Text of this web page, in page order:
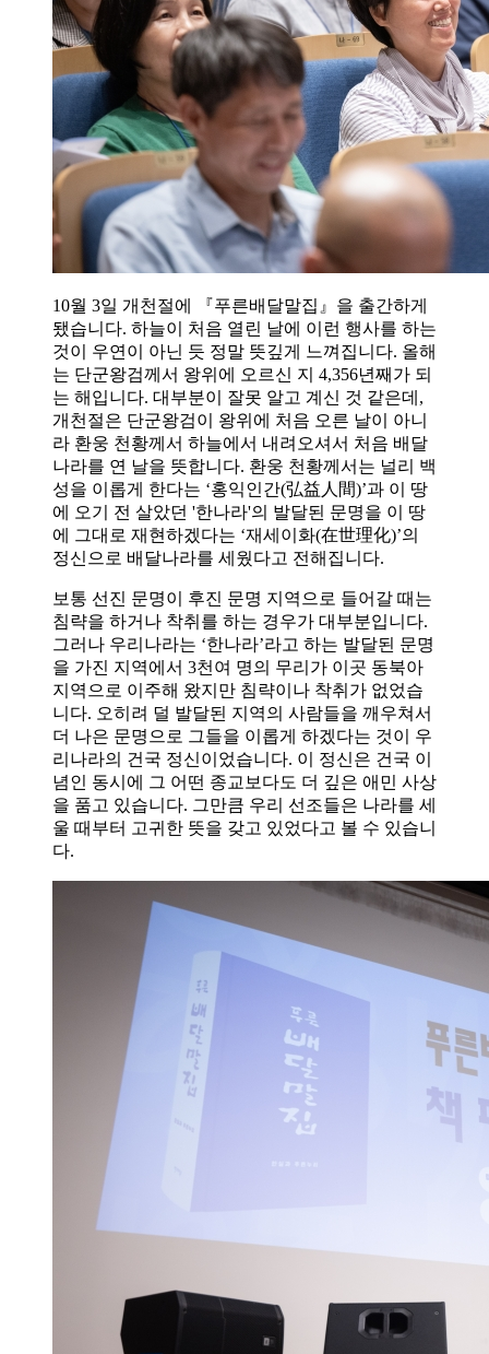
10월 3일 개천절에 『푸른배달말집』을 출간하게
됐습니다. 하늘이 처음 열린 날에 이런 행사를 하는
것이 우연이 아닌 듯 정말 뜻깊게 느껴집니다. 올해
는 단군왕검께서 왕위에 오르신 지 4,356년째가 되
는 해입니다. 대부분이 잘못 알고 계신 것 같은데,
개천절은 단군왕검이 왕위에 처음 오른 날이 아니
라 환웅 천황께서 하늘에서 내려오셔서 처음 배달
나라를 연 날을 뜻합니다. 환웅 천황께서는 널리 백
성을 이롭게 한다는 ‘홍익인간(弘益人間)’과 이 땅
에 오기 전 살았던 '한나라'의 발달된 문명을 이 땅
에 그대로 재현하겠다는 ‘재세이화(在世理化)’의
정신으로 배달나라를 세웠다고 전해집니다.
보통 선진 문명이 후진 문명 지역으로 들어갈 때는
침략을 하거나 착취를 하는 경우가 대부분입니다.
그러나 우리나라는 ‘한나라’라고 하는 발달된 문명
을 가진 지역에서 3천여 명의 무리가 이곳 동북아
지역으로 이주해 왔지만 침략이나 착취가 없었습
니다. 오히려 덜 발달된 지역의 사람들을 깨우쳐서
더 나은 문명으로 그들을 이롭게 하겠다는 것이 우
리나라의 건국 정신이었습니다. 이 정신은 건국 이
념인 동시에 그 어떤 종교보다도 더 깊은 애민 사상
을 품고 있습니다. 그만큼 우리 선조들은 나라를 세
울 때부터 고귀한 뜻을 갖고 있었다고 볼 수 있습니
다.